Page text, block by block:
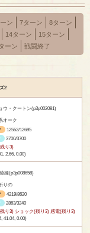
ン 7ターン
8ターン
14ターン
15ターン
ーン 戦闘終了
2
ウ・クートン(p3p002081)
オーク
12552/12695
3700/3700
り3)
2.66, 0.00)
姫(p3p008658)
りの
4219/8620
2863/3240
り3) ショック(残り3) 感電(残り3)
41.04, 0.00)